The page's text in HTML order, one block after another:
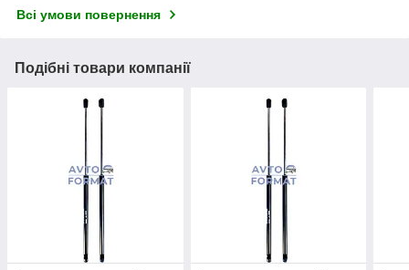
Всі умови повернення
Подібні товари компанії